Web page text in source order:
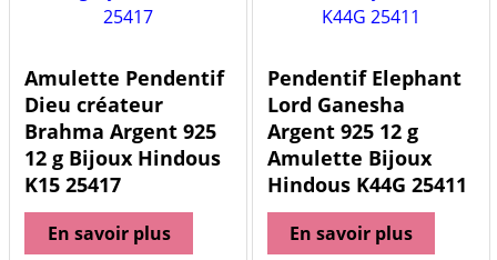
Amulette Pendentif
Dieu créateur
Brahma Argent 925
12 g Bijoux Hindous
K15 25417
En savoir plus
Pendentif Elephant
Lord Ganesha
Argent 925 12 g
Amulette Bijoux
Hindous K44G 25411
En savoir plus